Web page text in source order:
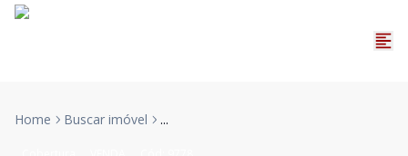
Home Buscar imóvel ...